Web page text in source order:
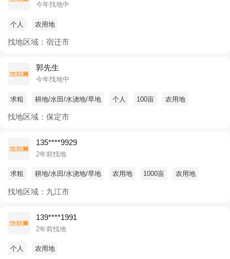
今年找地中
个人 农用地
找地区域：宿迁市
郭先生
今年找地中
求租 耕地/水田/水浇地/旱地 个人 100亩 农用地
找地区域：保定市
135****9929
2年前找地
求租 耕地/水田/水浇地/旱地 农用地 1000亩 农用地
找地区域：九江市
139****1991
2年前找地
个人 农用地